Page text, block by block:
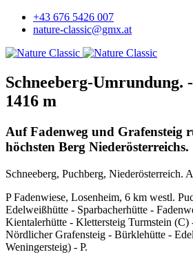
+43 676 5426 007
nature-classic@gmx.at
Schneeberg-Umrundung.
1416 m
Auf Fadenweg und Grafensteig
höchsten Berg Niederösterreichs.
Schneeberg, Puchberg, Niederösterreich.
P Fadenwiese, Losenheim, 6 km westl.
Edelweißhütte - Sparbacherhütte -
Kientalerhütte - Klettersteig Turmstein (C)
Nördlicher Grafensteig - Bürklehütte -
Weningersteig) - P.